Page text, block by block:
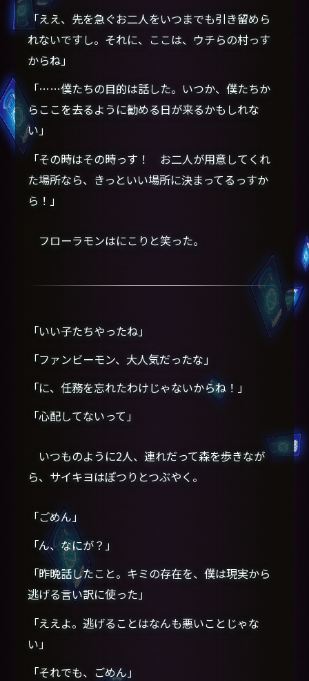
「ええ、先を急ぐお二人をいつまでも引き留めら
れないですし。それに、ここは、ウチらの村っす
からね」
「……僕たちの目的は話した。いつか、僕たちか
らここを去るように勧める日が来るかもしれな
い」
「その時はその時っす！ お二人が用意してくれ
た場所なら、きっといい場所に決まってるっすか
ら！」
フローラモンはにこりと笑った。
「いい子たちやったね」
「ファンビーモン、大人気だったな」
「に、任務を忘れたわけじゃないからね！」
「心配してないって」
いつものように2人、連れだって森を歩きなが
ら、サイキヨはぽつりとつぶやく。
「ごめん」
「ん、なにが？」
「昨晩話したこと。キミの存在を、僕は現実から
逃げる言い訳に使った」
「ええよ。逃げることはなんも悪いことじゃな
い」
「それでも、ごめん」